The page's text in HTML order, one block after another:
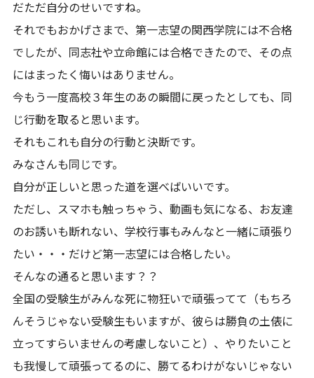
だただ自分のせいですね。
それでもおかげさまで、第一志望の関西学院には不合格
でしたが、同志社や立命館には合格できたので、その点
にはまったく悔いはありません。
今もう一度高校３年生のあの瞬間に戻ったとしても、同
じ行動を取ると思います。
それもこれも自分の行動と決断です。
みなさんも同じです。
自分が正しいと思った道を選べばいいです。
ただし、スマホも触っちゃう、動画も気になる、お友達
のお誘いも断れない、学校行事もみんなと一緒に頑張り
たい・・・だけど第一志望には合格したい。
そんなの通ると思います？？
全国の受験生がみんな死に物狂いで頑張ってて（もちろ
んそうじゃない受験生もいますが、彼らは勝負の土俵に
立ってすらいませんの考慮しないこと）、やりたいこと
も我慢して頑張ってるのに、勝てるわけがないじゃない